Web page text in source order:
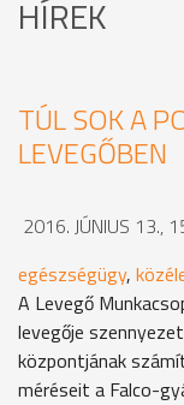
HÍREK
TÚL SOK A
LEVEGŐBEN
2016. JÚNIUS 13.,
egészségügy,
A Levegő
levegője
központjának
méréseit a Falco-